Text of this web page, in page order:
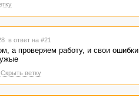
в ответ на #21
а проверяем работу, и свои ошибки
Скрыть ветку